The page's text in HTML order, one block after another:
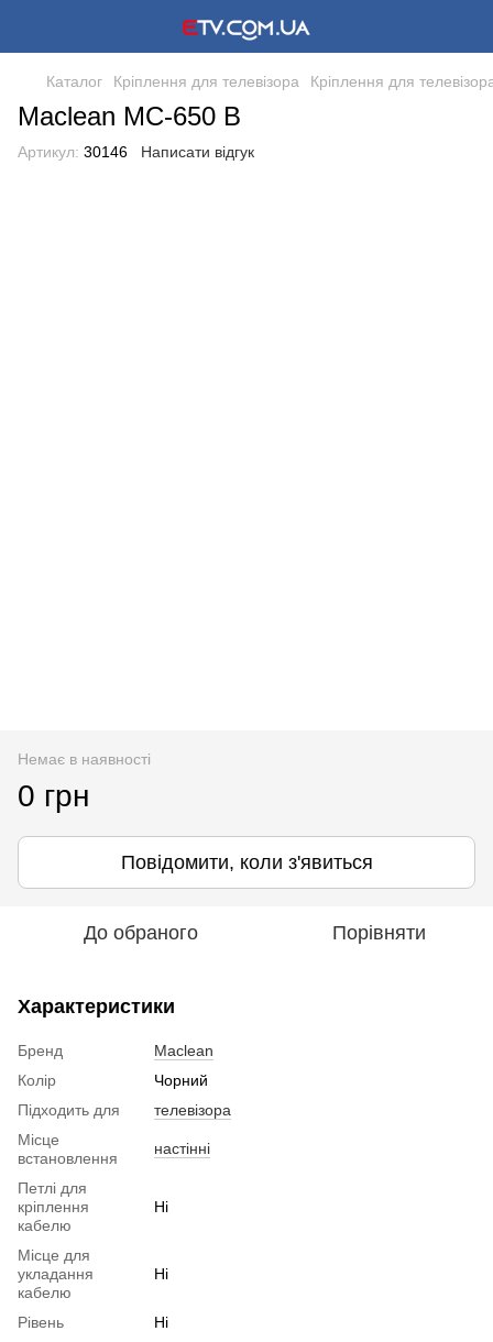
Каталог Кріплення для телевізора Кріплення для
Maclean MC-650 B
Артикул: 30146 Написати відгук
Немає в наявності
0 грн
Повідомити, коли з'явиться
До обраного Порівняти
Характеристики
Бренд
Maclean
Колір
Чорний
Підходить для
телевізора
Місце
встановлення
настінні
Петлі для
кріплення
кабелю
Ні
Місце для
укладання
кабелю
Ні
Рівень
Ні